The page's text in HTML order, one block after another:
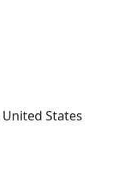
United States